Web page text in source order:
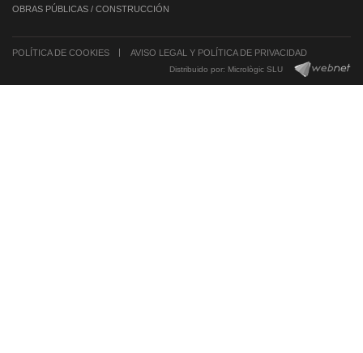
OBRAS PÚBLICAS / CONSTRUCCIÓN
POLÍTICA DE COOKIES AVISO LEGAL Y POLÍTICA DE PRIVACIDAD
Distribuido por: Micrològic SLU